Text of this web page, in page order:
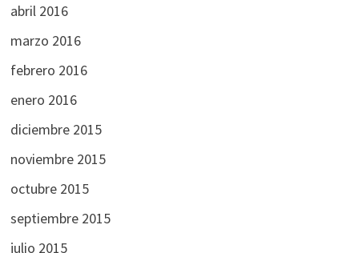
abril 2016
marzo 2016
febrero 2016
enero 2016
diciembre 2015
noviembre 2015
octubre 2015
septiembre 2015
julio 2015